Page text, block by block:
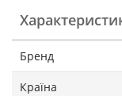
Бренд
Країна